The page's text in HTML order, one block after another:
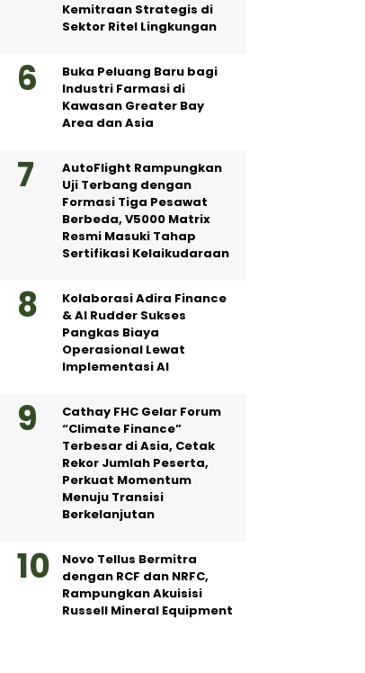
Kemitraan Strategis di
Sektor Ritel Lingkungan
Buka Peluang Baru bagi
Industri Farmasi di
Kawasan Greater Bay
Area dan Asia
AutoFlight Rampungkan
Uji Terbang dengan
Formasi Tiga Pesawat
Berbeda, V5000 Matrix
Resmi Masuki Tahap
Sertifikasi Kelaikudaraan
Kolaborasi Adira Finance
& AI Rudder Sukses
Pangkas Biaya
Operasional Lewat
Implementasi AI
Cathay FHC Gelar Forum
“Climate Finance”
Terbesar di Asia, Cetak
Rekor Jumlah Peserta,
Perkuat Momentum
Menuju Transisi
Berkelanjutan
Novo Tellus Bermitra
dengan RCF dan NRFC,
Rampungkan Akuisisi
Russell Mineral Equipment